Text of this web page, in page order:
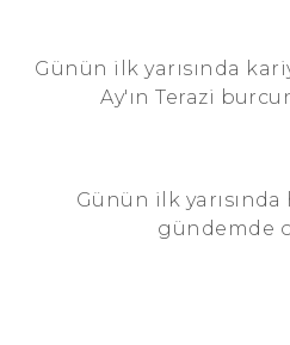
Günün ilk yarısında
Ay'ın Terazi
Günün ilk
gündemde